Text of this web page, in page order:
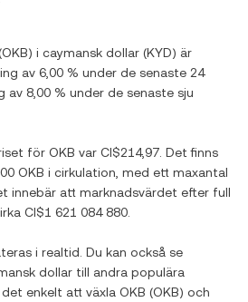
OKB) i caymansk dollar (KYD) är
av 6,00 % under de senaste 24
av 8,00 % under de senaste sju
för OKB var CI$214,97 . Det finns
OKB i cirkulation, med ett maxantal
innebär att marknadsvärdet efter full
CI$1 621 084 880
i realtid. Du kan också se
dollar till andra populära
enkelt att växla OKB (OKB) och